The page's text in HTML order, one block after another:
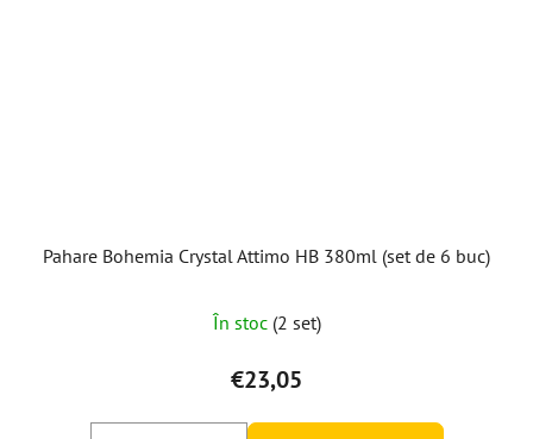
Pahare Bohemia Crystal Attimo HB 380ml (set de 6 buc)
În stoc (2 set)
€23,05